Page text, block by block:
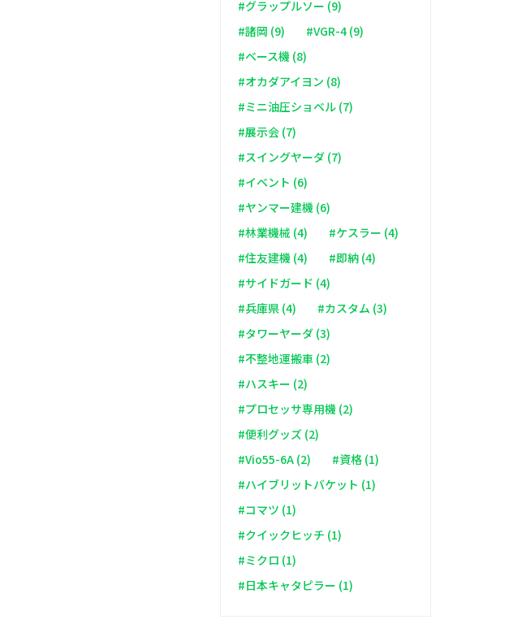
#グラップルソー (9)
#諸岡 (9)
#VGR-4 (9)
#ベース機 (8)
#オカダアイヨン (8)
#ミニ油圧ショベル (7)
#展示会 (7)
#スイングヤーダ (7)
#イベント (6)
#ヤンマー建機 (6)
#林業機械 (4)
#ケスラー (4)
#住友建機 (4)
#即納 (4)
#サイドガード (4)
#兵庫県 (4)
#カスタム (3)
#タワーヤーダ (3)
#不整地運搬車 (2)
#ハスキー (2)
#プロセッサ専用機 (2)
#便利グッズ (2)
#Vio55-6A (2)
#資格 (1)
#ハイブリットバケット (1)
#コマツ (1)
#クイックヒッチ (1)
#ミクロ (1)
#日本キャタピラー (1)